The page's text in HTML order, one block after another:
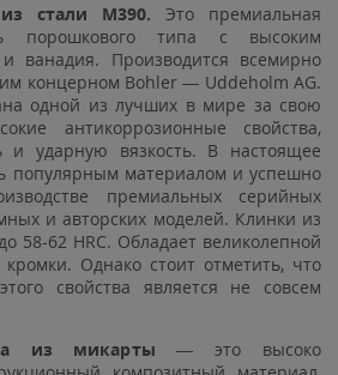
стали M390. Это премиальная
порошкового типа с высоким
ванадия. Производится всемирно
концерном Bohler — Uddeholm AG.
одной из лучших в мире за свою
антикоррозионные свойства,
и ударную вязкость. В настоящее
популярным материалом и успешно
премиальных серийных
и авторских моделей. Клинки из
58-62 HRC. Обладает великолепной
Однако стоит отметить, что
свойства является не совсем
из микарты — это высоко